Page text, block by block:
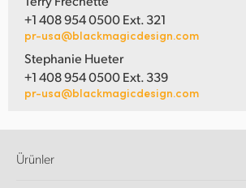
+1 408 954 0500 Ext. 321
pr-usa@blackmagicdesign.com
Stephanie Hueter
+1 408 954 0500 Ext. 339
pr-usa@blackmagicdesign.com
Ürünler